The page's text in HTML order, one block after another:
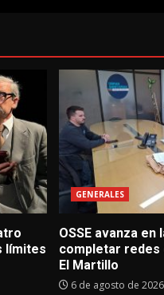
límites
GENERALES
OSSE avanza
completar redes
El Martillo
6 de agosto de 2026